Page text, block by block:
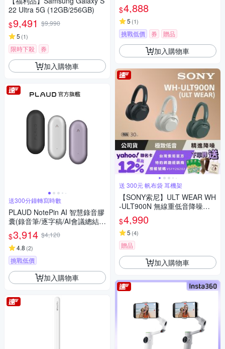
22 Ultra 5G (12GB/256GB)
$9,491 $9,990
5 (1)
限時下殺 券
加入購物車
送300分鐘轉寫時數
PLAUD NotePin AI 智慧錄音膠
囊(錄音筆/逐字稿/AI會議總結/
可穿戴)
$3,914 $4,120
4.8 (2)
挑戰低價
加入購物車
$4,888
5 (1)
挑戰低價 券 贈品
加入購物車
送 300元 帆布袋 耳機架
【SONY索尼】ULT WEAR WH
-ULT900N 無線重低音降噪耳
機 (公司貨 保固12個月)
$4,990
5 (4)
贈品
加入購物車